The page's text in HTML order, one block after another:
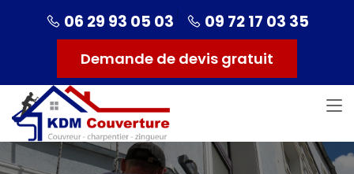
06 29 93 05 03 09 72 17 03 35
Demande de devis gratuit